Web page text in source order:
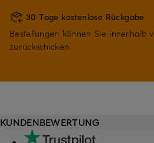
30 Tage kostenlose Rückgabe
Bestellungen können Sie innerhalb
zurückschicken.
KUNDENBEWERTUNG